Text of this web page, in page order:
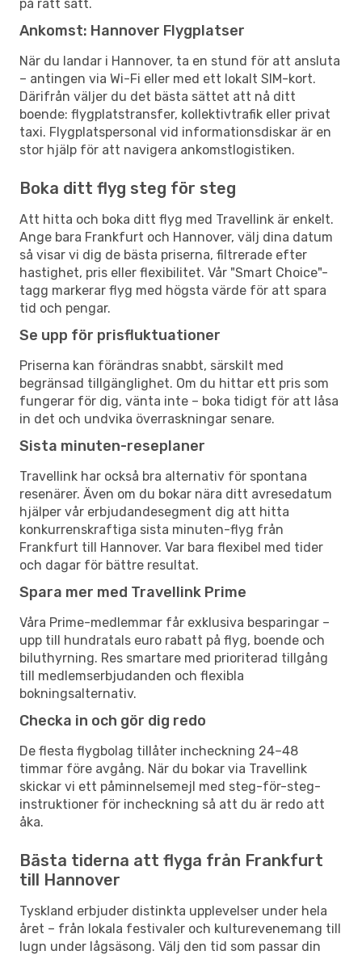
på rätt sätt.
Ankomst: Hannover Flygplatser
När du landar i Hannover, ta en stund för att ansluta
– antingen via Wi-Fi eller med ett lokalt SIM-kort.
Därifrån väljer du det bästa sättet att nå ditt
boende: flygplatstransfer, kollektivtrafik eller privat
taxi. Flygplatspersonal vid informationsdiskar är en
stor hjälp för att navigera ankomstlogistiken.
Boka ditt flyg steg för steg
Att hitta och boka ditt flyg med Travellink är enkelt.
Ange bara Frankfurt och Hannover, välj dina datum
så visar vi dig de bästa priserna, filtrerade efter
hastighet, pris eller flexibilitet. Vår "Smart Choice"-
tagg markerar flyg med högsta värde för att spara
tid och pengar.
Se upp för prisfluktuationer
Priserna kan förändras snabbt, särskilt med
begränsad tillgänglighet. Om du hittar ett pris som
fungerar för dig, vänta inte – boka tidigt för att låsa
in det och undvika överraskningar senare.
Sista minuten-reseplaner
Travellink har också bra alternativ för spontana
resenärer. Även om du bokar nära ditt avresedatum
hjälper vår erbjudandesegment dig att hitta
konkurrenskraftiga sista minuten-flyg från
Frankfurt till Hannover. Var bara flexibel med tider
och dagar för bättre resultat.
Spara mer med Travellink Prime
Våra Prime-medlemmar får exklusiva besparingar –
upp till hundratals euro rabatt på flyg, boende och
biluthyrning. Res smartare med prioriterad tillgång
till medlemserbjudanden och flexibla
bokningsalternativ.
Checka in och gör dig redo
De flesta flygbolag tillåter incheckning 24–48
timmar före avgång. När du bokar via Travellink
skickar vi ett påminnelsemejl med steg-för-steg-
instruktioner för incheckning så att du är redo att
åka.
Bästa tiderna att flyga från Frankfurt
till Hannover
Tyskland erbjuder distinkta upplevelser under hela
året – från lokala festivaler och kulturevenemang till
lugn under lågsäsong. Välj den tid som passar din